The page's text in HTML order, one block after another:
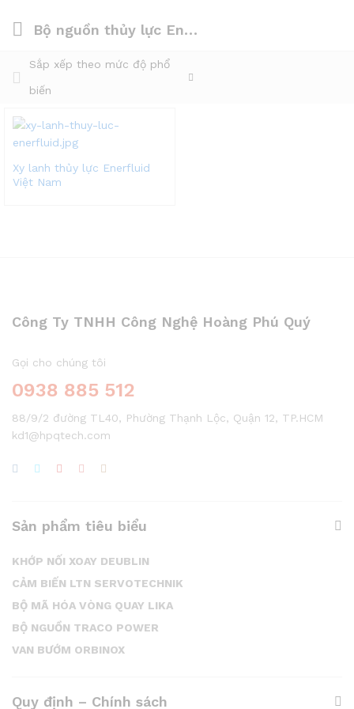
Bộ nguồn thủy lực Enerfluid
Sắp xếp theo mức độ phổ
biến
Xy lanh thủy lực Enerfluid
Việt Nam
Công Ty TNHH Công Nghệ Hoàng Phú Quý
Gọi cho chúng tôi
0938 885 512
88/9/2 đường TL40, Phường Thạnh Lộc, Quận 12, TP.HCM
kd1@hpqtech.com
Sản phẩm tiêu biểu
KHỚP NỐI XOAY DEUBLIN
CẢM BIẾN LTN SERVOTECHNIK
BỘ MÃ HÓA VÒNG QUAY LIKA
BỘ NGUỒN TRACO POWER
VAN BƯỚM ORBINOX
Quy định – Chính sách